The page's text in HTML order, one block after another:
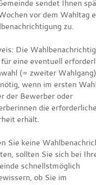
sendet Ihnen
vor dem Wahltag
zu.
Die
für eine eventuell
(= zweiter
wenn im ersten
der Bewerber oder
die erforderliche
erhält.
Sie keine
sollten Sie sich bei
schnellstmöglich
ob Sie im